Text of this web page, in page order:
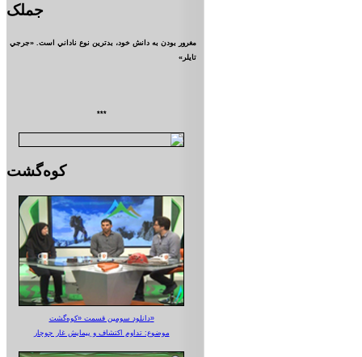
جملک
مغرور بودن به دانش خود، بدترين نوع ناداني است. «جرجي
تايلر»
***
کوه‌گشت
دانلود سومین قسمت «کوه‌گشت»
موضوع: تداوم اکتشاف و پیمایش غار جوجار